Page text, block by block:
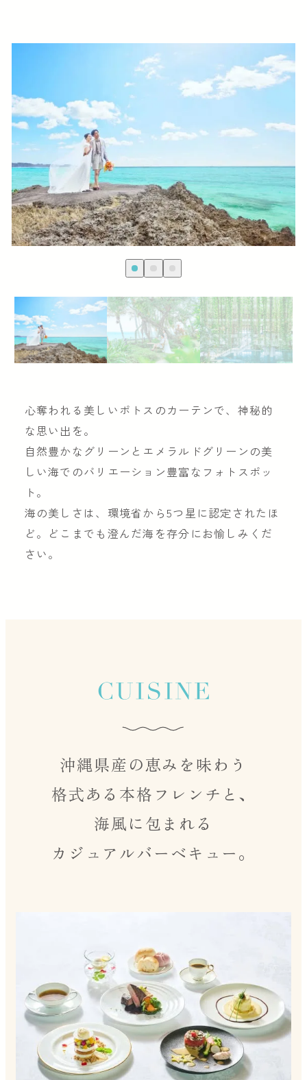
心奪われる美しいポトスのカーテンで、神秘的
な思い出を。
自然豊かなグリーンとエメラルドグリーンの美
しい海でのバリエーション豊富なフォトスポッ
ト。
海の美しさは、環境省から5つ星に認定されたほ
ど。どこまでも澄んだ海を存分にお愉しみくだ
さい。
沖縄県産の恵みを味わう
格式ある本格フレンチと、
海風に包まれる
カジュアルバーベキュー。